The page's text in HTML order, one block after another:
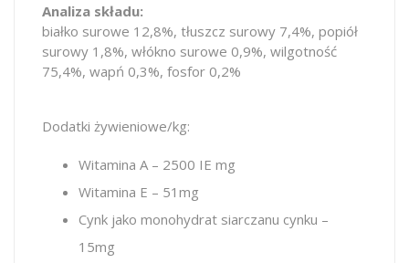
Analiza składu:
białko surowe 12,8%, tłuszcz surowy 7,4%, popiół
surowy 1,8%, włókno surowe 0,9%, wilgotność
75,4%, wapń 0,3%, fosfor 0,2%
Dodatki żywieniowe/kg:
Witamina A – 2500 IE mg
Witamina E – 51mg
Cynk jako monohydrat siarczanu cynku –
15mg